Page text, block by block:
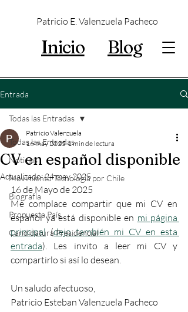
Patricio E. Valenzuela Pacheco
Inicio Blog
Entrada
Todas las Entradas
Noticias
Movimiento Tecnología por Chile
Biografía
Propuesta País
Candidatura Presidencial
Todas las Entradas
CV en español disponible
Patricio Valenzuela
16 may 2025 1 min de lectura
Actualizado:24 may 2025
16 de Mayo de 2025
Me complace compartir que mi CV en
español ya está disponible en mi página
principal (dejo también mi CV en esta
entrada). Les invito a leer mi CV y
compartirlo si así lo desean.
Un saludo afectuoso,
Patricio Esteban Valenzuela Pacheco